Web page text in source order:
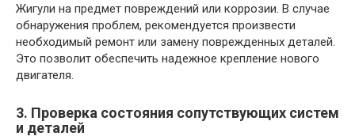
Жигули на предмет повреждений или коррозии. В случае
обнаружения проблем, рекомендуется произвести
необходимый ремонт или замену поврежденных деталей.
Это позволит обеспечить надежное крепление нового
двигателя.
3. Проверка состояния сопутствующих систем
и деталей